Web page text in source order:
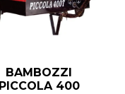
BAMBOZZI
PICCOLA 400